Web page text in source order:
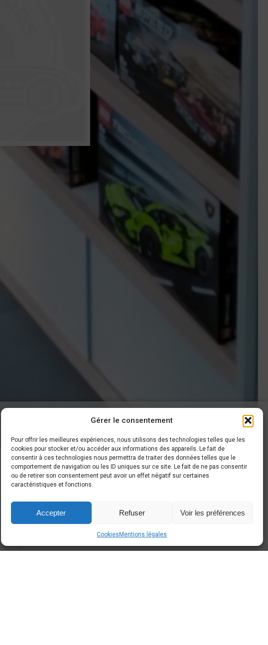
Gérer le consentement
Pour offrir les meilleures expériences, nous utilisons des technologies telles que les
cookies pour stocker et/ou accéder aux informations des appareils. Le fait de
consentir à ces technologies nous permettra de traiter des données telles que le
comportement de navigation ou les ID uniques sur ce site. Le fait de ne pas consentir
ou de retirer son consentement peut avoir un effet négatif sur certaines
caractéristiques et fonctions.
Accepter Refuser Voir les préférences
Cookies Mentions légales
AROUND CARS
Chaussée de Gembloux, 63
5140 Sombreffe
+32 497 44 26 80